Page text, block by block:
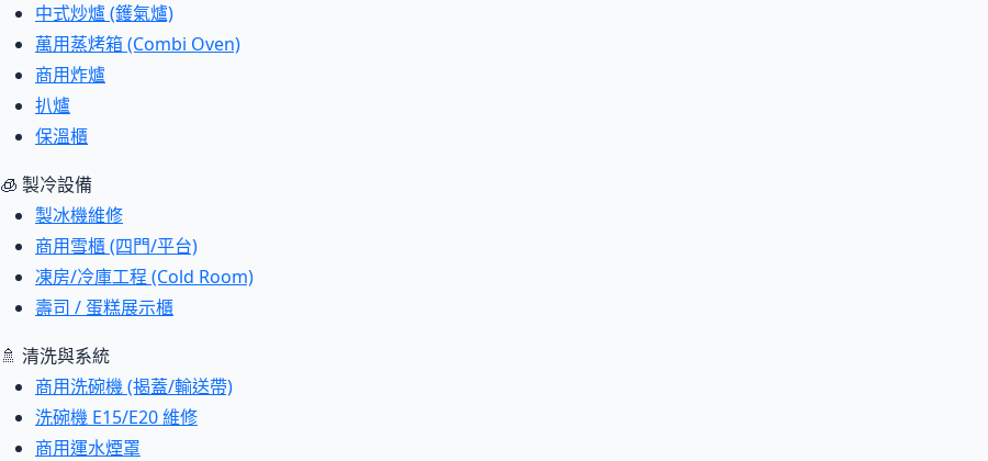
中式炒爐 (鑊氣爐)
萬用蒸烤箱 (Combi Oven)
商用炸爐
扒爐
保溫櫃
🧊 製冷設備
製冰機維修
商用雪櫃 (四門/平台)
凍房/冷庫工程 (Cold Room)
壽司 / 蛋糕展示櫃
🚿 清洗與系統
商用洗碗機 (揭蓋/輸送帶)
洗碗機 E15/E20 維修
商用運水煙罩